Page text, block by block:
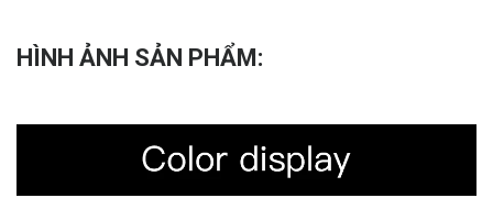
HÌNH ẢNH SẢN PHẨM: